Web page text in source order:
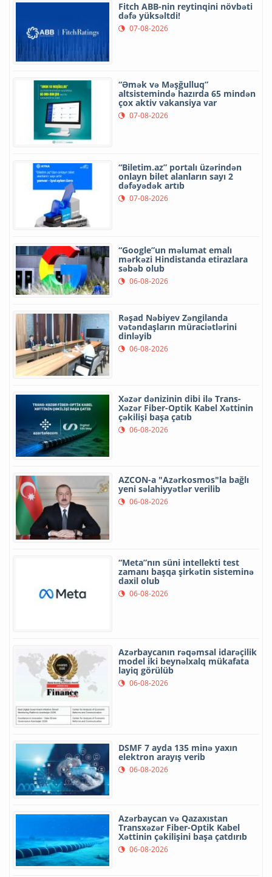
Fitch ABB-nin reytinqini növbəti
dəfə yüksəltdi!
07-08-2026
“Əmək və Məşğulluq”
altsistemində hazırda 65 mindən
çox aktiv vakansiya var
07-08-2026
“Biletim.az” portalı üzərindən
onlayn bilet alanların sayı 2
dəfəyədək artıb
07-08-2026
“Google”un məlumat emalı
mərkəzi Hindistanda etirazlara
səbəb olub
06-08-2026
Rəşad Nəbiyev Zəngilanda
vətəndaşların müraciətlərini
dinləyib
06-08-2026
Xəzər dənizinin dibi ilə Trans-
Xəzər Fiber-Optik Kabel Xəttinin
çəkilişi başa çatıb
06-08-2026
AZCON-a "Azərkosmos"la bağlı
yeni səlahiyyətlər verilib
06-08-2026
“Meta”nın süni intellekti test
zamanı başqa şirkətin sisteminə
daxil olub
06-08-2026
Azərbaycanın rəqəmsal idarəçilik
model iki beynəlxalq mükafata
layiq görülüb
06-08-2026
DSMF 7 ayda 135 minə yaxın
elektron arayış verib
06-08-2026
Azərbaycan və Qazaxıstan
Transxəzər Fiber-Optik Kabel
Xəttinin çəkilişini başa çatdırıb
06-08-2026